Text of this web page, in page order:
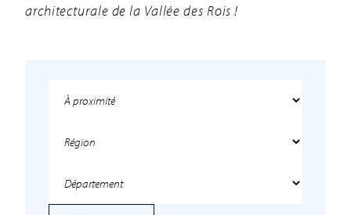
architecturale de la Vallée des Rois !